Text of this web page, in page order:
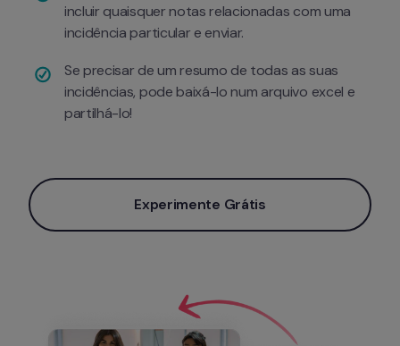
incluir quaisquer notas relacionadas com uma
incidência particular e enviar.
Se precisar de um resumo de todas as suas
incidências, pode baixá-lo num arquivo excel e
partilhá-lo!
Experimente Grátis